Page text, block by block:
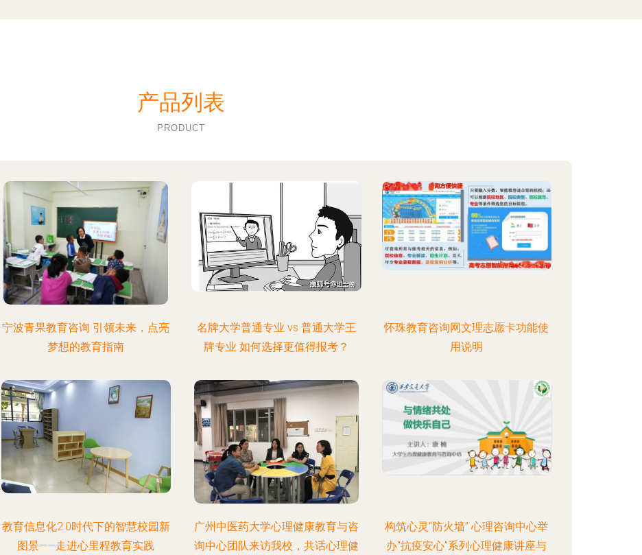
产品列表
PRODUCT
宁波青果教育咨询 引领未来，点亮
梦想的教育指南
名牌大学普通专业 vs 普通大学王
牌专业 如何选择更值得报考？
怀珠教育咨询网文理志愿卡功能使
用说明
教育信息化2.0时代下的智慧校园新
图景——走进心里程教育实践
广州中医药大学心理健康教育与咨
询中心团队来访我校，共话心理健
构筑心灵“防火墙” 心理咨询中心举
办“抗疫安心”系列心理健康讲座与